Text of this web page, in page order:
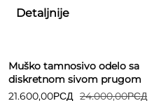
Detaljnije
Muško tamnosivo odelo sa
diskretnom sivom prugom
24.000,00РСД
21.600,00РСД